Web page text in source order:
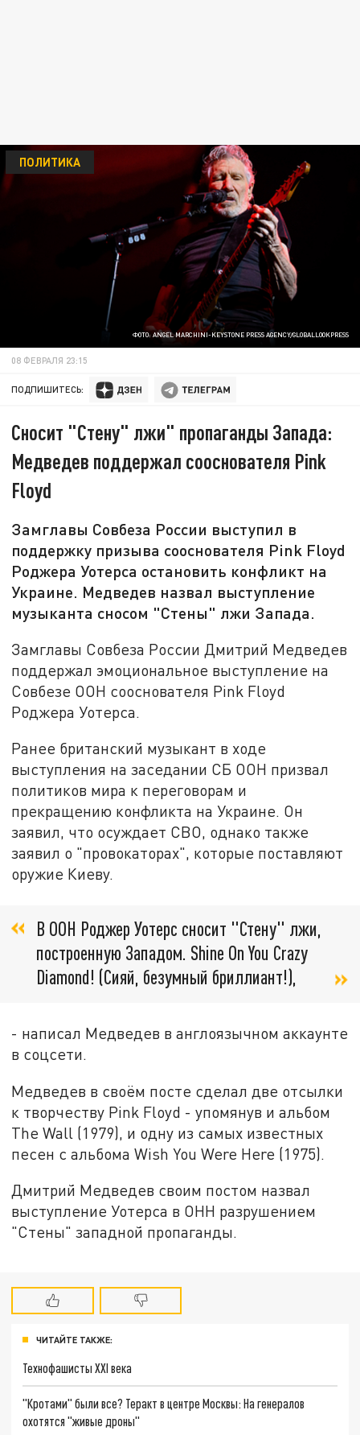
ФОТО: ANGEL MARCHINI-KEYSTONE PRESS AGENCY/GLOBALLOOKPRESS
ПОЛИТИКА
08 ФЕВРАЛЯ 23:15
ПОДПИШИТЕСЬ:
Сносит "Стену" лжи" пропаганды Запада:
Медведев поддержал сооснователя Pink
Floyd
Замглавы Совбеза России выступил в
поддержку призыва сооснователя Pink Floyd
Роджера Уотерса остановить конфликт на
Украине. Медведев назвал выступление
музыканта сносом "Стены" лжи Запада.
Замглавы Совбеза России Дмитрий Медведев
поддержал эмоциональное выступление на
Совбезе ООН сооснователя Pink Floyd
Роджера Уотерса.
Ранее британский музыкант в ходе
выступления на заседании СБ ООН призвал
политиков мира к переговорам и
прекращению конфликта на Украине. Он
заявил, что осуждает СВО, однако также
заявил о "провокаторах", которые поставляют
оружие Киеву.
В ООН Роджер Уотерс сносит "Стену" лжи,
построенную Западом. Shine On You Crazy
Diamond! (Сияй, безумный бриллиант!),
- написал Медведев в англоязычном аккаунте
в соцсети.
Медведев в своём посте сделал две отсылки
к творчеству Pink Floyd - упомянув и альбом
The Wall (1979), и одну из самых известных
песен с альбома Wish You Were Here (1975).
Дмитрий Медведев своим постом назвал
выступление Уотерса в ОНН разрушением
"Стены" западной пропаганды.
ЧИТАЙТЕ ТАКЖЕ:
Технофашисты XXI века
"Кротами" были все? Теракт в центре Москвы: На генералов
охотятся "живые дроны"